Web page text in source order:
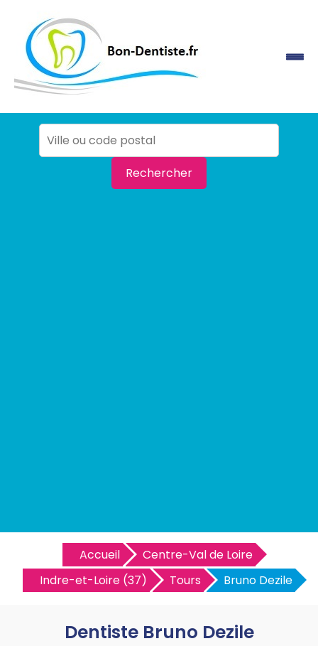
Rechercher
Accueil
Centre-Val de Loire
Indre-et-Loire (37)
Tours Bruno Dezile
Dentiste Bruno Dezile